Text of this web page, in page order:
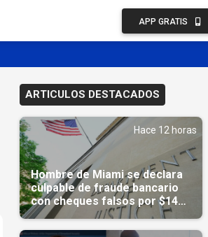
APP GRATIS
ARTICULOS DESTACADOS
Hace 12 horas
Hombre de Miami se declara
culpable de fraude bancario
con cheques falsos por $14
millones